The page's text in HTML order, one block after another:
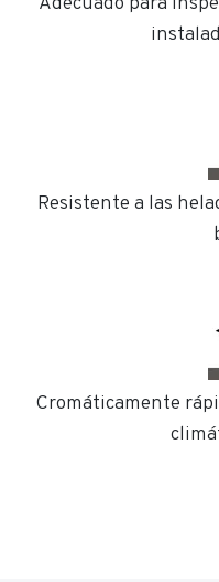
Resistente a las
Cromáticamente